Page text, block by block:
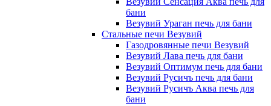
бани
Везувий Ураган печь для бани
Стальные печи Везувий
Газодровянные печи Везувий
Везувий Лава печь для бани
Везувий Оптимум печь для бани
Везувий Русичъ печь для бани
Везувий Русичъ Аква печь для
бани